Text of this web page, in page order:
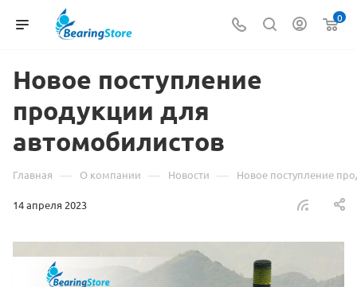
0
Новое поступление
продукции для
автомобилистов
Главная — О компании — Новости — Новое поступление
14 апреля 2023